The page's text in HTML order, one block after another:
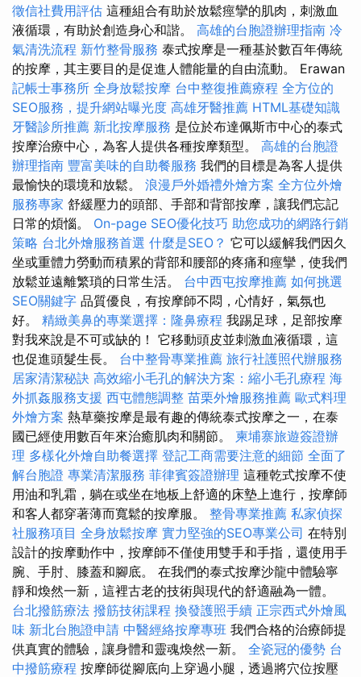
徵信社費用評估 這種組合有助於放鬆痙攣的肌肉，刺激血
液循環，有助於創造身心和諧。 高雄的台胞證辦理指南 冷
氣清洗流程 新竹整骨服務 泰式按摩是一種基於數百年傳統
的按摩，其主要目的是促進人體能量的自由流動。 Erawan
記帳士事務所 全身放鬆按摩 台中整復推薦療程 全方位的
SEO服務，提升網站曝光度 高雄牙醫推薦 HTML基礎知識
牙醫診所推薦 新北按摩服務 是位於布達佩斯市中心的泰式
按摩治療中心，為客人提供各種按摩類型。 高雄的台胞證
辦理指南 豐富美味的自助餐服務 我們的目標是為客人提供
最愉快的環境和放鬆。 浪漫戶外婚禮外燴方案 全方位外燴
服務專家 舒緩壓力的頭部、手部和背部按摩，讓我們忘記
日常的煩惱。 On-page SEO優化技巧 助您成功的網路行銷
策略 台北外燴服務首選 什麼是SEO？ 它可以緩解我們因久
坐或重體力勞動而積累的背部和腰部的疼痛和痙攣，使我們
放鬆並遠離繁瑣的日常生活。 台中西屯按摩推薦 如何挑選
SEO關鍵字 品質優良，有按摩師不悶，心情好，氣氛也
好。 精緻美鼻的專業選擇：隆鼻療程 我踢足球，足部按摩
對我來說是不可或缺的！ 它移動頭皮並刺激血液循環，這
也促進頭髮生長。 台中整骨專業推薦 旅行社護照代辦服務
居家清潔秘訣 高效縮小毛孔的解決方案：縮小毛孔療程 海
外抓姦服務支援 西屯體態調整 苗栗外燴服務推薦 歐式料理
外燴方案 熱草藥按摩是最有趣的傳統泰式按摩之一，在泰
國已經使用數百年來治癒肌肉和關節。 柬埔寨旅遊簽證辦
理 多樣化外燴自助餐選擇 登記工商需要注意的細節 全面了
解台胞證 專業清潔服務 菲律賓簽證辦理 這種乾式按摩不使
用油和乳霜，躺在或坐在地板上舒適的床墊上進行，按摩師
和客人都穿著薄而寬鬆的按摩服。 整骨專業推薦 私家偵探
社服務項目 全身放鬆按摩 實力堅強的SEO專業公司 在特別
設計的按摩動作中，按摩師不僅使用雙手和手指，還使用手
腕、手肘、膝蓋和腳底。 在我們的泰式按摩沙龍中體驗寧
靜和煥然一新，這裡古老的技術與現代的舒適融為一體。
台北撥筋療法 撥筋技術課程 換發護照手續 正宗西式外燴風
味 新北台胞證申請 中醫經絡按摩專班 我們合格的治療師提
供真實的體驗，讓身體和靈魂煥然一新。 全瓷冠的優勢 台
中撥筋療程 按摩師從腳底向上穿過小腿，透過將穴位按壓